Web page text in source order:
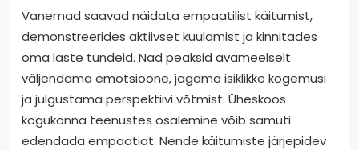
Vanemad saavad näidata empaatilist käitumist,
demonstreerides aktiivset kuulamist ja kinnitades
oma laste tundeid. Nad peaksid avameelselt
väljendama emotsioone, jagama isiklikke kogemusi
ja julgustama perspektiivi võtmist. Üheskoos
kogukonna teenustes osalemine võib samuti
edendada empaatiat. Nende käitumiste järjepidev